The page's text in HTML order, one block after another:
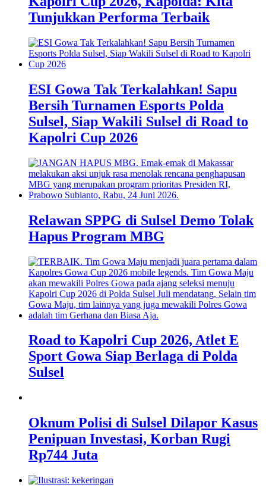
Tunjukkan Performa Terbaik
ESI Gowa Tak Terkalahkan! Sapu
Bersih Turnamen Esports Polda
Sulsel, Siap Wakili Sulsel di Road to
Kapolri Cup 2026
Relawan SPPG di Sulsel Demo Tolak
Hapus Program MBG
Road to Kapolri Cup 2026, Atlet E
Sport Gowa Siap Berlaga di Polda
Sulsel
Oknum Polisi di Sulsel Dilapor Kasus
Penipuan Investasi, Korban Rugi
Rp744 Juta